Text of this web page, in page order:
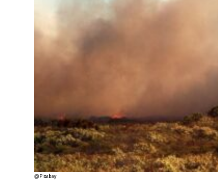
@Pixabay